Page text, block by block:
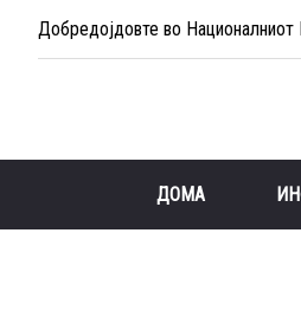
Добредојдовте во
ДОМА